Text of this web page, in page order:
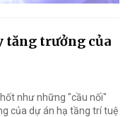
tăng trưởng của
như những "cầu nối"
của dự án hạ tầng trí tuệ